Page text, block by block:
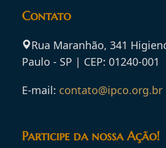
Contato
Rua Maranhão, 341
Paulo - SP | CEP: 01240-001
E-mail: contato@ipco.org.br
Participe da nossa Ação!